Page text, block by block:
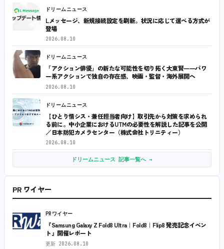
ドリームニュース
Lメッセージ、新規接続設定を刷新。状況に応じて選べる方式が
登場
2026.08.10
ドリームニュース
「アクション俳優」の新たな可能性を切り拓く大東賢――パワ
ー系アクションで独自の存在感、映画・監督・海外展開へ
2026.08.10
ドリームニュース
【ひとり情シス・兼任担当者向け】取引先から対策を求められ
る前に。中小企業におけるUTMの必要性を解説した記事を公開
／日本防犯カメラセンター（株式会社トリニティー）
2026.08.10
ドリームニュース 記事一覧へ →
PR ワイヤー
PRワイヤー
『Samsung Galaxy Z Fold8 Ultra｜Fold8｜Flip8 発売記念イベン
ト』開催レポート
更新 2026.08.10